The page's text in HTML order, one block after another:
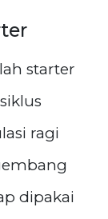
starter
ragi
dipakai